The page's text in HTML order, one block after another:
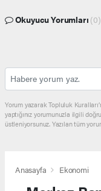
Okuyucu Yorumları (0)
Yorum yazarak Topluluk
yaptığınız yorumunuzla ilgili
üstleniyorsunuz. Yazılan tüm
Anasayfa Ekonomi